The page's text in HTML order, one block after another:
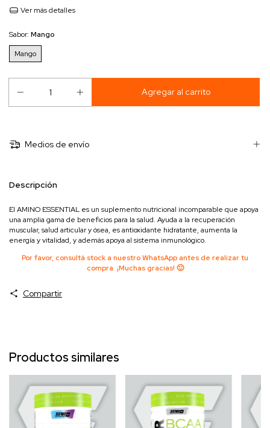
Ver más detalles
Sabor: Mango
Mango
Medios de envío
Descripción
El AMINO ESSENTIAL es un suplemento nutricional incomparable que apoya
una amplia gama de beneficios para la salud. Ayuda a la recuperación
muscular, salud articular y ósea, es antioxidante hidratante, aumenta la
energía y vitalidad, y además apoya al sistema inmunológico.
Por favor, consultá stock a nuestro WhatsApp antes de realizar tu
compra. ¡Muchas gracias! 🙂
Compartir
Productos similares